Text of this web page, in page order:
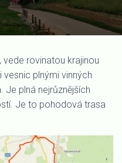
U
T
N
A
vede rovinatou krajinou
vesnic plnými vinných
Je plná nejrůznějších
Je to pohodová trasa